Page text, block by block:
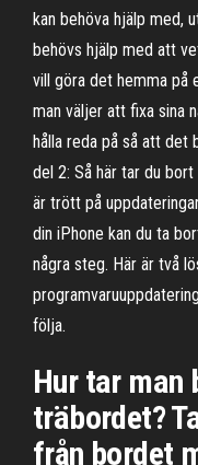
kan behöva hjälp med,
behövs hjälp med att
vill göra det hemma på
man väljer att fixa sina
hålla reda på så att det
del 2: Så här tar du
är trött på
din iPhone kan du ta
några steg. Här är två
följa.
Hur tar man
träbordet?
från bordet